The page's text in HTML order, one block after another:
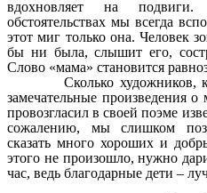
вдохновляет на
обстоятельствах мы всегда
этот миг только она. Человек
бы ни была, слышит его,
Слово «мама» становится
Сколько художников,
замечательные произведения
провозгласил в своей поэме
сожалению, мы слишком
сказать много хороших и
этого не произошло, нужно
час, ведь благодарные дети –